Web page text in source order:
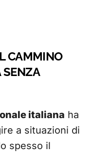
CAMMINO
SENZA
italiana ha
a situazioni di
spesso il